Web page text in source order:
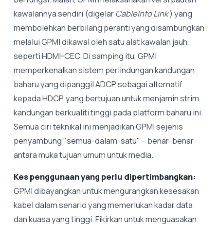
kawalannya sendiri (digelarCableInfo Link) yang
membolehkan berbilang peranti yang disambungkan
melalui GPMI dikawal oleh satu alat kawalan jauh,
seperti HDMI-CEC. Di samping itu, GPMI
memperkenalkan sistem perlindungan kandungan
baharu yang dipanggil ADCP sebagai alternatif
kepada HDCP, yang bertujuan untuk menjamin strim
kandungan berkualiti tinggi pada platform baharu ini.
Semua ciri teknikal ini menjadikan GPMI sejenis
penyambung "semua-dalam-satu" – benar-benar
antara muka tujuan umum untuk media.
Kes penggunaan yang perlu dipertimbangkan:
GPMI dibayangkan untuk mengurangkan kesesakan
kabel dalam senario yang memerlukan kadar data
dan kuasa yang tinggi. Fikirkan untuk menguasakan